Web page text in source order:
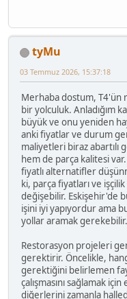
tyMu
03 Temmuz 2026, 15:37:18
Merhaba dostum, T4'ün
bir yolculuk. Anladığım
büyük ve onu yeniden
anki fiyatlar ve durum
maliyetleri biraz abartılı
hem de parça kalitesi
fiyatlı alternatifler
ki, parça fiyatları ve
değişebilir. Eskişehir'de
işini iyi yapıyordur ama
yollar aramak gerekebilir.
Restorasyon projeleri
gerektirir. Öncelikle,
gerektiğini belirlemen
çalışmasını sağlamak
diğerlerini zamanla